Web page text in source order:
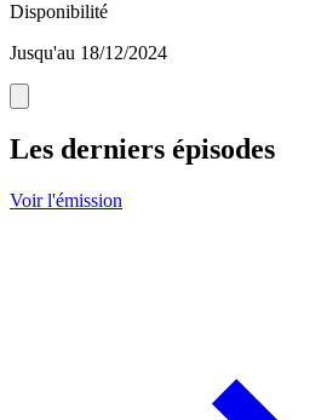
Disponibilité
Jusqu'au 18/12/2024
Les derniers épisodes
Voir l'émission